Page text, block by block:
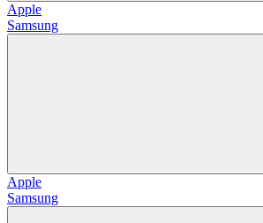
Apple
Samsung
Apple
Samsung